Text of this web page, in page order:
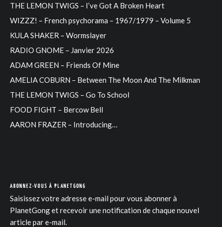
THE LEMON TWIGS – I’ve Got A Broken Heart
WIZZZ! – French psychorama – 1967/1979 – Volume 5
KULA SHAKER – Wormslayer
RADIO GNOME – Janvier 2026
ADAM GREEN – Friends Of Mine
AMELIA COBURN – Between The Moon And The Milkman
THE LEMON TWIGS – Go To School
FOOD FIGHT – Bercow Bell
AARON FRAZER – Introducing…
ABONNEZ-VOUS À PLANETGONG
Saisissez votre adresse e-mail pour vous abonner à
PlanetGong et recevoir une notification de chaque nouvel
article par e-mail.